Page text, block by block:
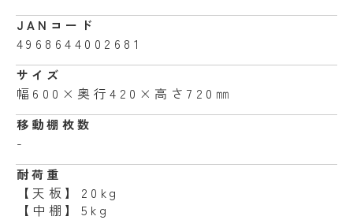
JANコード
4968644002681
サイズ
幅600×奥行420×高さ720㎜
移動棚枚数
-
耐荷重
【天板】20kg
【中棚】5kg